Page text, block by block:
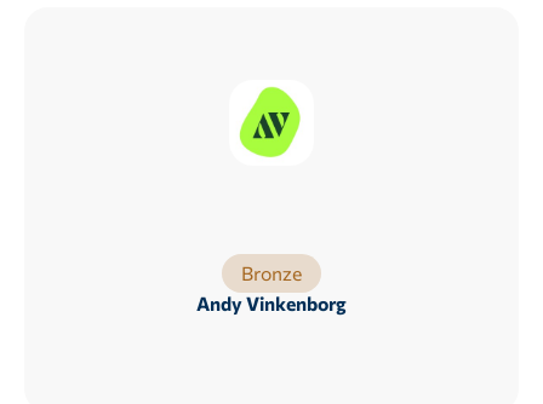
Bronze
Andy Vinkenborg